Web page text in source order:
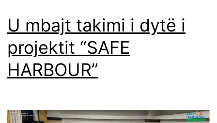
U mbajt takimi i dytë i
projektit “SAFE
HARBOUR”